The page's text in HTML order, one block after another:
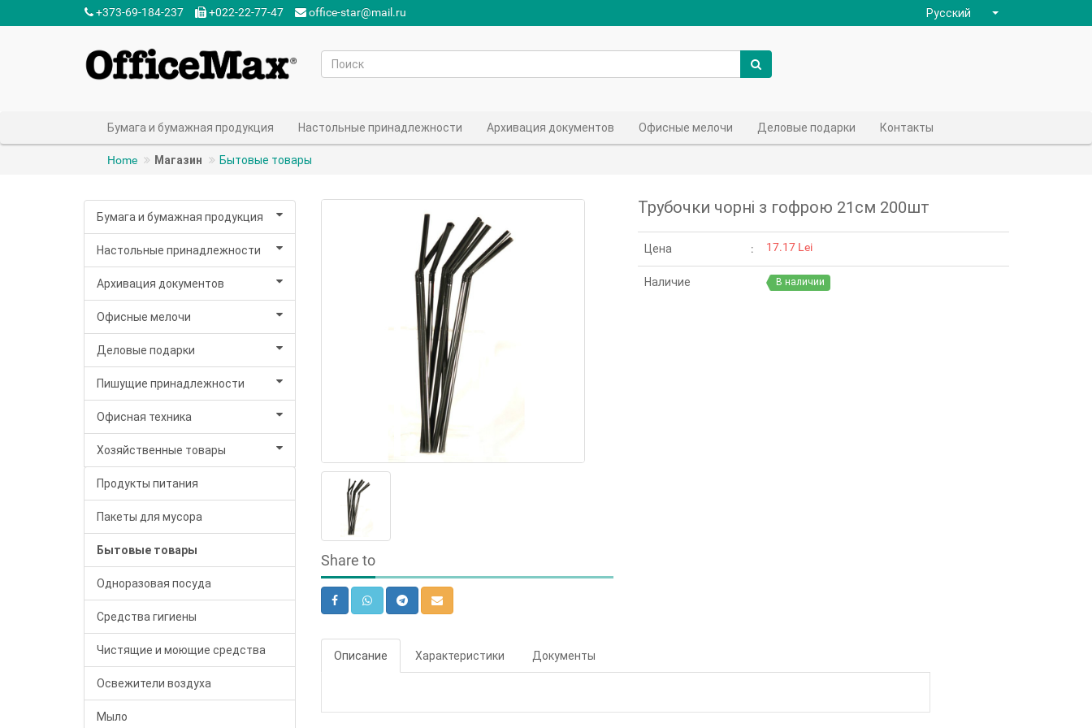
+373-69-184-237‬ +022-22-77-47‬ office-star@mail.ru Русский
Бумага и бумажная продукция Настольные принадлежности Архивация документов Офисные мелочи Деловые подарки Контакты
Home Магазин Бытовые товары
Бумага и бумажная продукция
Настольные принадлежности
Архивация документов
Офисные мелочи
Деловые подарки
Пишущие принадлежности
Офисная техника
Хозяйственные товары
Продукты питания
Пакеты для мусора
Бытовые товары
Одноразовая посуда
Средства гигиены
Чистящие и моющие средства
Освежители воздуха
Мыло
Share to
Трубочки чорні з гофрою 21см 200шт
Цена 17.17 Lei
Наличие В наличии
Описание Характеристики Документы